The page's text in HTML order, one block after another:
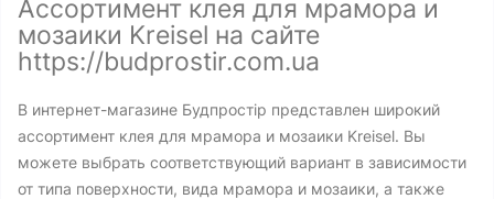
Ассортимент клея для мрамора и
мозаики Kreisel на сайте
https://budprostir.com.ua
В интернет-магазине Будпростір представлен широкий
ассортимент клея для мрамора и мозаики Kreisel. Вы
можете выбрать соответствующий вариант в зависимости
от типа поверхности, вида мрамора и мозаики, а также